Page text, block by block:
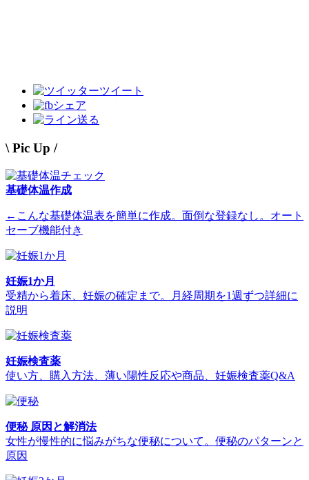
ツイート
シェア
送る
\ Pic Up /
基礎体温作成
←こんな基礎体温表を簡単に作成。面倒な登録なし。オート
セーブ機能付き
妊娠1か月
受精から着床、妊娠の確定まで。月経周期を1週ずつ詳細に
説明
妊娠検査薬
使い方、購入方法、薄い陽性反応や商品、妊娠検査薬Q&A
便秘 原因と解消法
女性が慢性的に悩みがちな便秘について。便秘のパターンと
原因